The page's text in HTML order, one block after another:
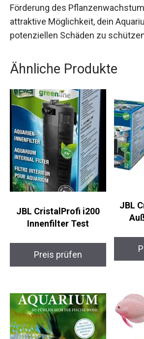
Förderung des
attraktive Möglichkeit, dein
potenziellen Schäden zu
Ähnliche Produkte
JBL CristalProfi i200
Innenfilter Test
Preis prüfen
JBL